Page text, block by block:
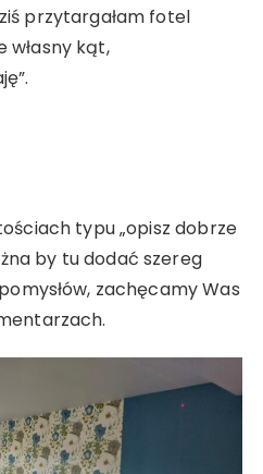
przytargałam fotel
własny kąt,
typu „opisz dobrze
by tu dodać szereg
zachęcamy Was